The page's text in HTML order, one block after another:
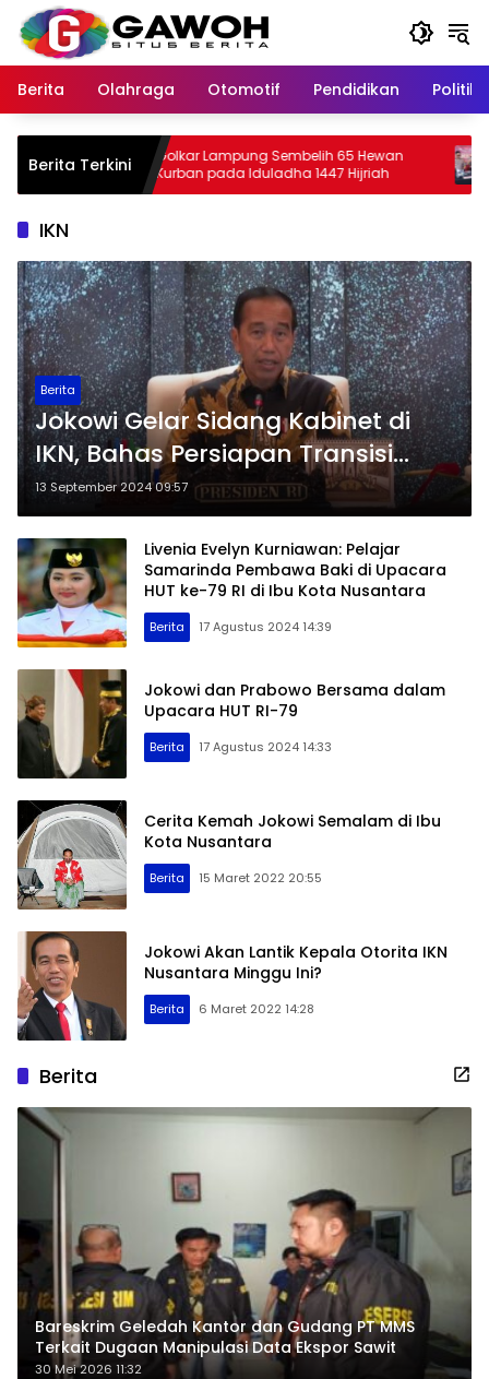
Langsung
konten
Berita
Olahraga Otomotif Pendidikan Politik
Berita TerkiniGolkar Lampung Sembelih 65 Hewan
Kurban pada Iduladha 1447 Hijriah
IKN
Berita
Jokowi Gelar Sidang Kabinet di
IKN, Bahas Persiapan Transisi
Pemerintahan
13 September 2024 09:57
Livenia Evelyn Kurniawan: Pelajar
Samarinda Pembawa Baki di Upacara
HUT ke-79 RI di Ibu Kota Nusantara
Berita 17 Agustus 2024 14:39
Jokowi dan Prabowo Bersama dalam
Upacara HUT RI-79
Berita 17 Agustus 2024 14:33
Cerita Kemah Jokowi Semalam di Ibu
Kota Nusantara
Berita 15 Maret 2022 20:55
Jokowi Akan Lantik Kepala Otorita IKN
Nusantara Minggu Ini?
Berita 6 Maret 2022 14:28
Berita
Bareskrim Geledah Kantor dan Gudang PT MMS
Terkait Dugaan Manipulasi Data Ekspor Sawit
30 Mei 2026 11:32